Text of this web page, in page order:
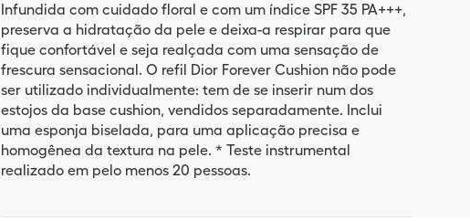
Infundida com cuidado floral e com um índice SPF 35 PA+++,
preserva a hidratação da pele e deixa-a respirar para que
fique confortável e seja realçada com uma sensação de
frescura sensacional. O refil Dior Forever Cushion não pode
ser utilizado individualmente: tem de se inserir num dos
estojos da base cushion, vendidos separadamente. Inclui
uma esponja biselada, para uma aplicação precisa e
homogênea da textura na pele. * Teste instrumental
realizado em pelo menos 20 pessoas.